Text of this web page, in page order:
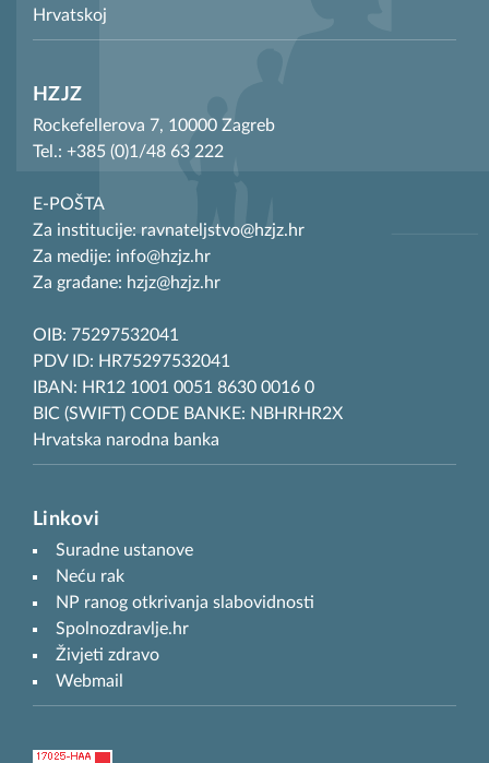
Hrvatskoj
HZJZ
Rockefellerova 7, 10000 Zagreb
Tel.: +385 (0)1/48 63 222
E-POŠTA
Za institucije: ravnateljstvo@hzjz.hr
Za medije: info@hzjz.hr
Za građane: hzjz@hzjz.hr
OIB: 75297532041
PDV ID: HR75297532041
IBAN: HR12 1001 0051 8630 0016 0
BIC (SWIFT) CODE BANKE: NBHRHR2X
Hrvatska narodna banka
Linkovi
Suradne ustanove
Neću rak
NP ranog otkrivanja slabovidnosti
Spolnozdravlje.hr
Živjeti zdravo
Webmail